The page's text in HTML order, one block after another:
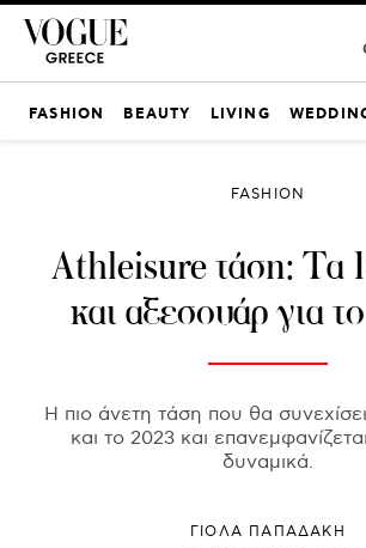
FASHION BEAUTY LIVING
FASHION
Athleisure τάση: Τα
και αξεσουάρ για
Η πιο άνετη τάση που θα
και το 2023 και
δυναμικά.
ΓΙΌΛΑ ΠΑΠΑΔΆΚΗ